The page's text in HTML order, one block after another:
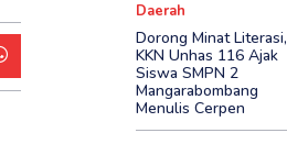
Daerah
Dorong Minat Literasi,
KKN Unhas 116 Ajak
Siswa SMPN 2
Mangarabombang
Menulis Cerpen